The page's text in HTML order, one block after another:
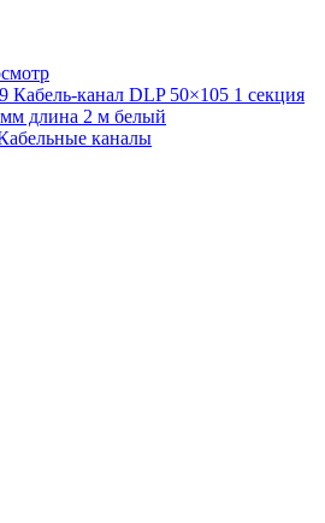
Кабель-канал DLP 50×105 1 секция
длина 2 м белый
каналы